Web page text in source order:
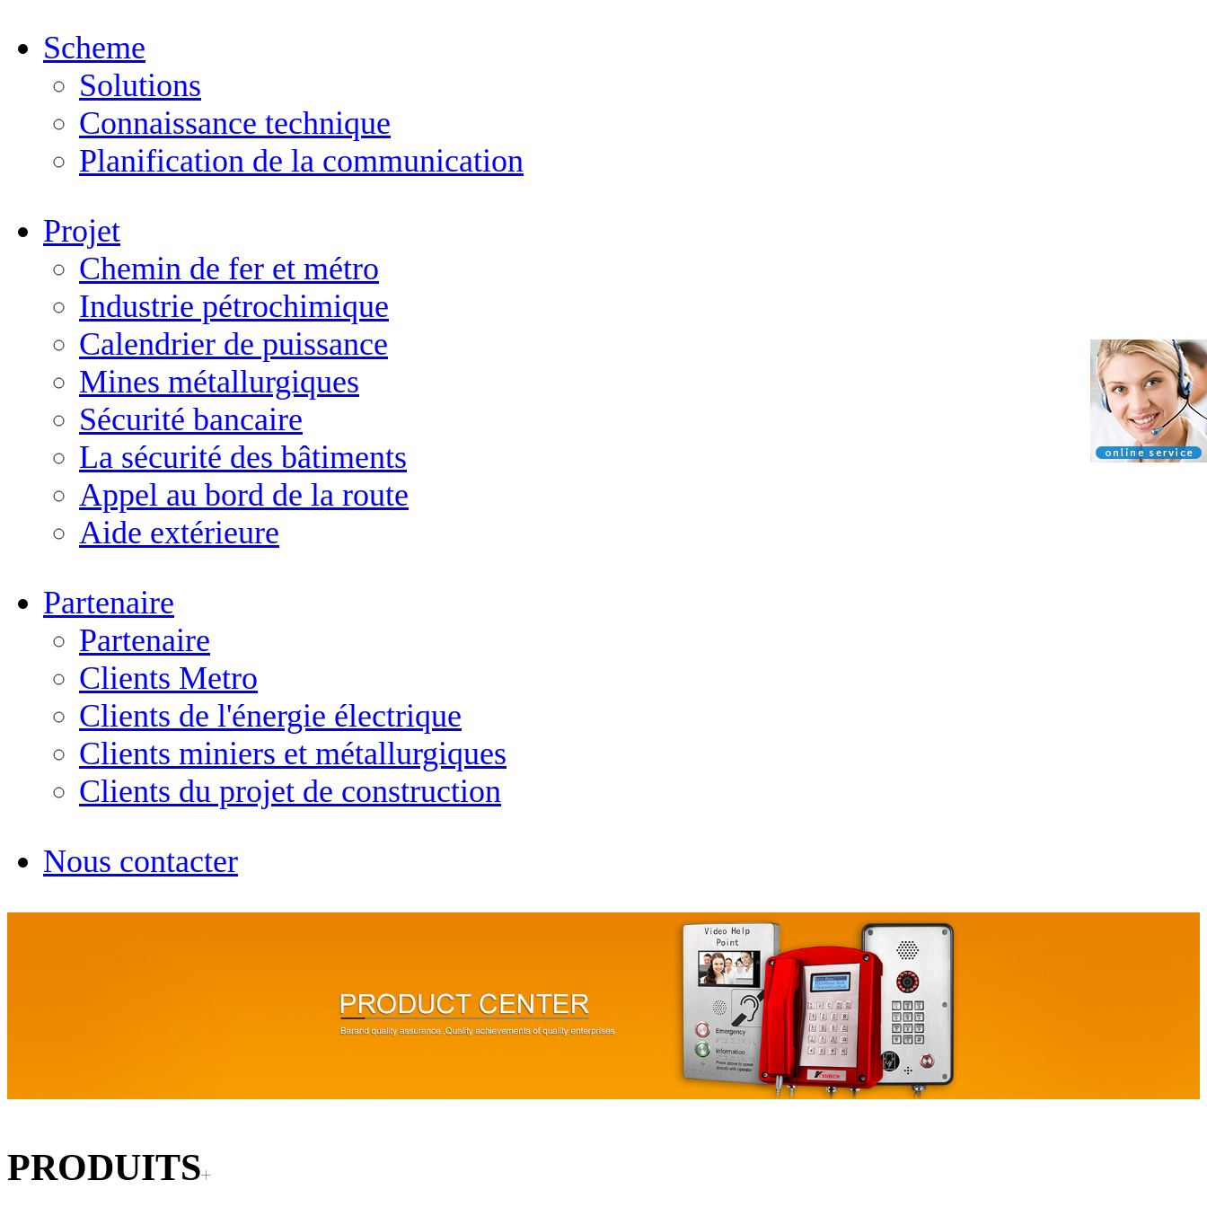
Scheme
Solutions
Connaissance technique
Planification de la communication
Projet
Chemin de fer et métro
Industrie pétrochimique
Calendrier de puissance
Mines métallurgiques
Sécurité bancaire
La sécurité des bâtiments
Appel au bord de la route
Aide extérieure
Partenaire
Partenaire
Clients Metro
Clients de l'énergie électrique
Clients miniers et métallurgiques
Clients du projet de construction
Nous contacter
PRODUITS